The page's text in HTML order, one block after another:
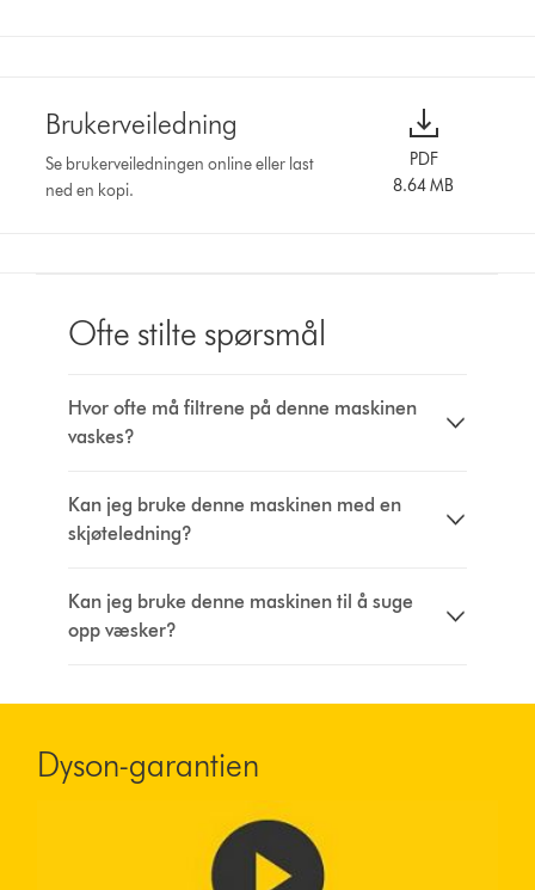
Brukerveiledning
Se brukerveiledningen online eller last
ned en kopi.
PDF
8.64 MB
Ofte stilte spørsmål
Hvor ofte må filtrene på denne maskinen
vaskes?
Kan jeg bruke denne maskinen med en
skjøteledning?
Kan jeg bruke denne maskinen til å suge
opp væsker?
Dyson-garantien